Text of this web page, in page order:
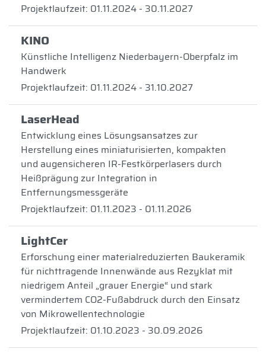
Projektlaufzeit: 01.11.2024 - 30.11.2027
KINO
Künstliche Intelligenz Niederbayern-Oberpfalz im
Handwerk
Projektlaufzeit: 01.11.2024 - 31.10.2027
LaserHead
Entwicklung eines Lösungsansatzes zur
Herstellung eines miniaturisierten, kompakten
und augensicheren IR-Festkörperlasers durch
Heißprägung zur Integration in
Entfernungsmessgeräte
Projektlaufzeit: 01.11.2023 - 01.11.2026
LightCer
Erforschung einer materialreduzierten Baukeramik
für nichttragende Innenwände aus Rezyklat mit
niedrigem Anteil „grauer Energie“ und stark
vermindertem CO2-Fußabdruck durch den Einsatz
von Mikrowellentechnologie
Projektlaufzeit: 01.10.2023 - 30.09.2026